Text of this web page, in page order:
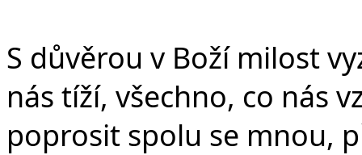
S důvěrou v Boží milost
nás tíží, všechno, co nás
poprosit spolu se mnou,